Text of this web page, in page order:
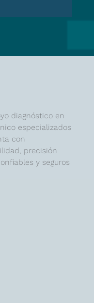
diagnóstico en
especializados
con
precisión
y seguros